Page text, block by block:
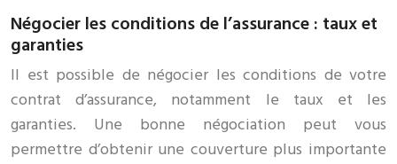
Négocier les conditions de l’assurance : taux et
garanties
Il est possible de négocier les conditions de votre
contrat d’assurance, notamment le taux et les
garanties. Une bonne négociation peut vous
permettre d’obtenir une couverture plus importante